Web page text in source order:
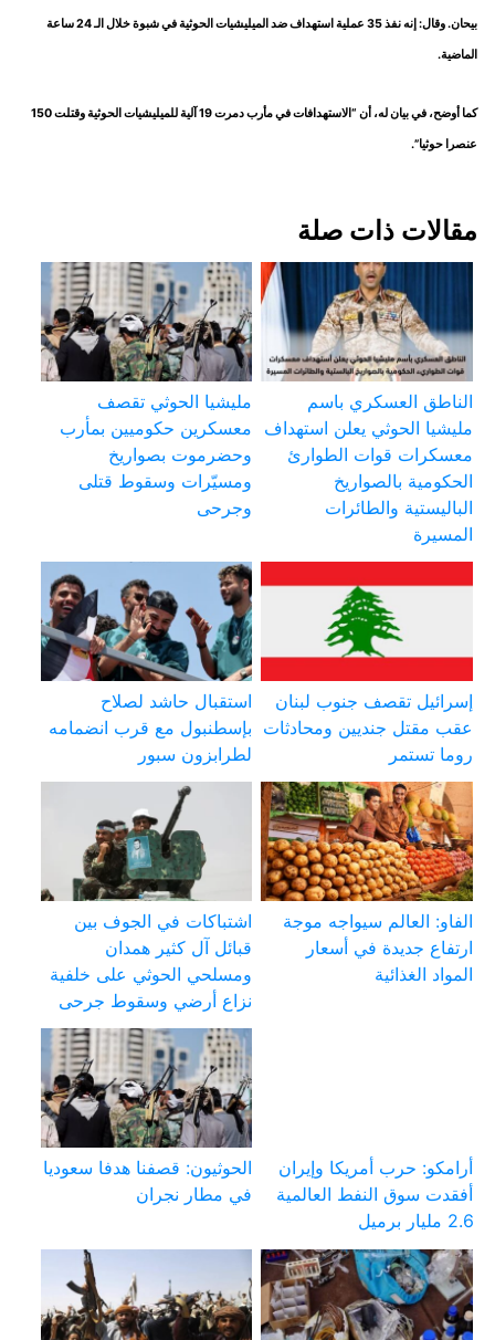
بيحان. وقال: إنه نفذ 35 عملية استهداف ضد الميليشيات الحوثية في شبوة خلال الـ 24 ساعة
الماضية.
كما أوضح، في بيان له، أن “الاستهدافات في مأرب دمرت 19 آلية للميليشيات الحوثية وقتلت 150
عنصرا حوثيا”.
مقالات ذات صلة
الناطق العسكري باسم
مليشيا الحوثي يعلن استهداف
معسكرات قوات الطوارئ
الحكومية بالصواريخ
الباليستية والطائرات
المسيرة
مليشيا الحوثي تقصف
معسكرين حكوميين بمأرب
وحضرموت بصواريخ
ومسيّرات وسقوط قتلى
وجرحى
إسرائيل تقصف جنوب لبنان
عقب مقتل جنديين ومحادثات
روما تستمر
استقبال حاشد لصلاح
بإسطنبول مع قرب انضمامه
لطرابزون سبور
الفاو: العالم سيواجه موجة
ارتفاع جديدة في أسعار
المواد الغذائية
اشتباكات في الجوف بين
قبائل آل كثير همدان
ومسلحي الحوثي على خلفية
نزاع أرضي وسقوط جرحى
أرامكو: حرب أمريكا وإيران
أفقدت سوق النفط العالمية
2.6 مليار برميل
الحوثيون: قصفنا هدفا سعوديا
في مطار نجران